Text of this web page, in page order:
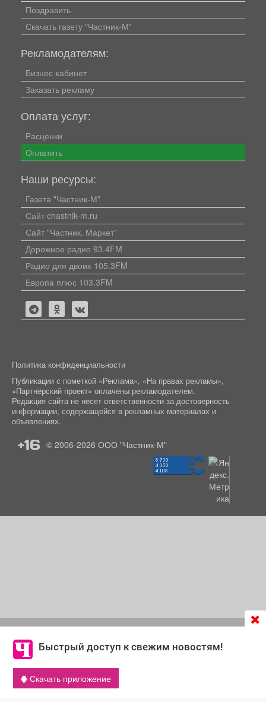
Быстрый доступ к свежим новостям!
Скачать приложение
согласие на обработку файлов cookie, которые
обеспечивают корректную работу сайта и сбора
информации для улучшения качества сервисов.
Что такое cookie
Поздравить
Скачать газету "Частник-М"
Рекламодателям:
Бизнес-кабинет
Заказать рекламу
Оплата услуг:
Расценки
Оплатить
Наши ресурсы:
Газета "Частник-М"
Сайт chastnik-m.ru
Сайт "Частник. Маркет"
Дорожное радио 93.4FM
Радио для двоих 105.3FM
Европа плюс 103.3FM
Политика конфиденциальности
Публикации с пометкой «Реклама», «На правах рекламы»,
«Партнёрский проект» оплачены рекламодателем.
Редакция сайта не несет ответственности за достоверность
информации, содержащейся в рекламных материалах и
объявлениях.
+16 © 2006-2026 ООО "Частник-М"